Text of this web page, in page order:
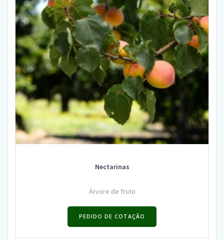
Nectarinas
Árvore de fruto
PEDIDO DE COTAÇÃO